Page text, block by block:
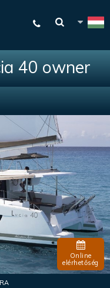
40 owner
Online
elérhetőség